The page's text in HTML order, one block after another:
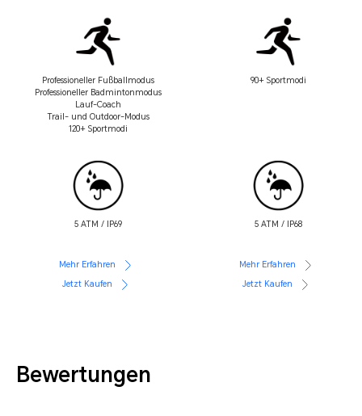
Professioneller Fußballmodus
Professioneller Badmintonmodus
Lauf-Coach
Trail- und Outdoor-Modus
120+ Sportmodi
90+ Sportmodi
5 ATM / IP69 5 ATM / IP68
Mehr Erfahren
Jetzt Kaufen
Mehr Erfahren
Jetzt Kaufen
Bewertungen